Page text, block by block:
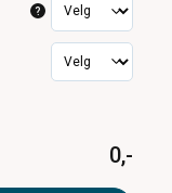
?
0,-